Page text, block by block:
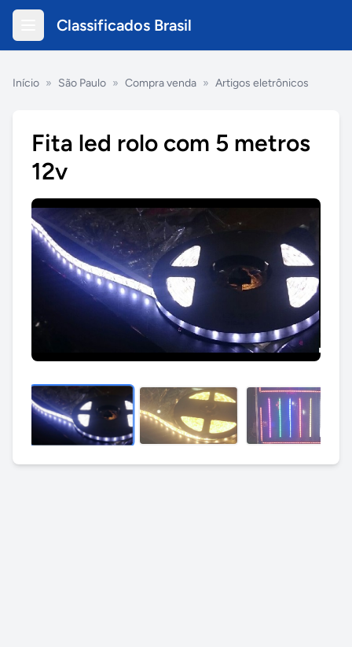
Classificados Brasil
Início » São Paulo » Compra venda » Artigos eletrônicos
Fita led rolo com 5 metros
12v